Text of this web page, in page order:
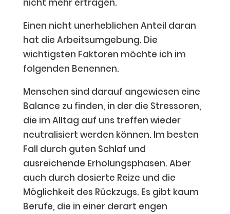
nicht mehr ertragen.
Einen nicht unerheblichen Anteil daran
hat die Arbeitsumgebung. Die
wichtigsten Faktoren möchte ich im
folgenden Benennen.
Menschen sind darauf angewiesen eine
Balance zu finden, in der die Stressoren,
die im Alltag auf uns treffen wieder
neutralisiert werden können. Im besten
Fall durch guten Schlaf und
ausreichende Erholungsphasen. Aber
auch durch dosierte Reize und die
Möglichkeit des Rückzugs. Es gibt kaum
Berufe, die in einer derart engen